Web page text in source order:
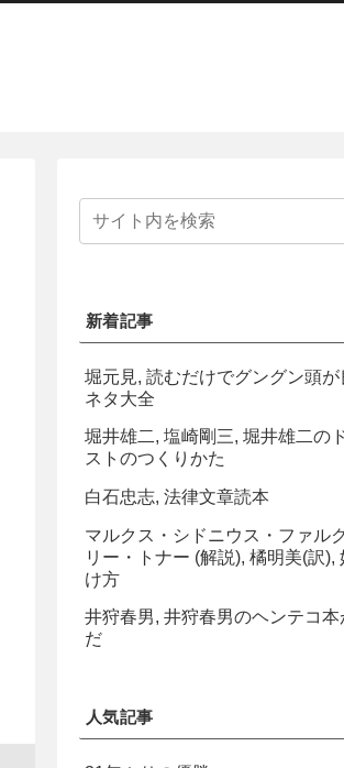
新着記事
堀元見, 読むだけでグングン頭
ネタ大全
堀井雄二, 塩崎剛三, 堀井雄二の
ストのつくりかた
白石忠志, 法律文章読本
マルクス・シドニウス・ファル
リー・トナー (解説), 橘明美(訳),
け方
井狩春男, 井狩春男のヘンテコ本
だ
人気記事